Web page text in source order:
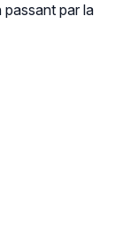
passant par la